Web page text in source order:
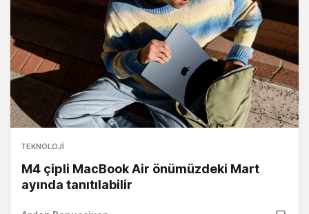
TEKNOLOJI
M4 çipli MacBook Air önümüzdeki Mart
ayında tanıtılabilir